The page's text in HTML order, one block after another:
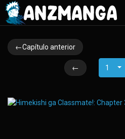
←Capítulo anterior
← 1